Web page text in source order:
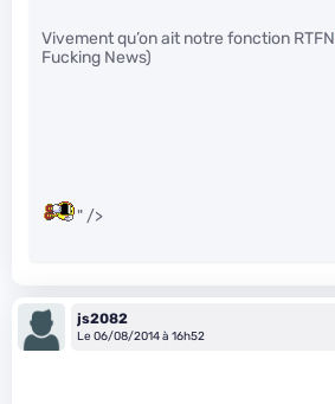
Vivement qu’on ait notre fonction RTFN
Fucking News)
" />
js2082
Le 06/08/2014 à 16h52